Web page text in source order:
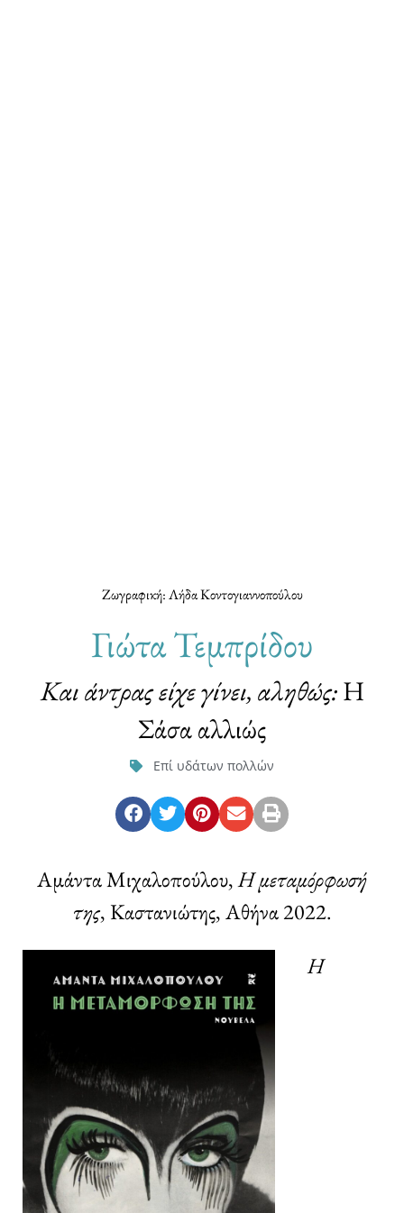
Ζωγραφική: Λήδα Κοντογιαννοπούλου
Γιώτα Τεμπρίδου
Και άντρας είχε γίνει, αληθώς:Η
Σάσα αλλιώς
Επί υδάτων πολλών
Αμάντα Μιχαλοπούλου,Η μεταμόρφωσή
της, Καστανιώτης, Αθήνα 2022.
Η